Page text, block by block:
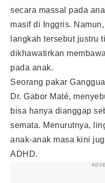
secara massal pada
masif di Inggris.
langkah tersebut justru
dikhawatirkan
pada anak.
Seorang pakar
Dr. Gabor Maté,
bisa hanya dianggap
semata. Menurutnya,
anak-anak masa kini
ADHD.